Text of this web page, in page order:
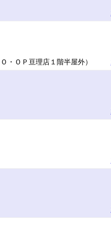
ＯＰ亘理店１階半屋外）